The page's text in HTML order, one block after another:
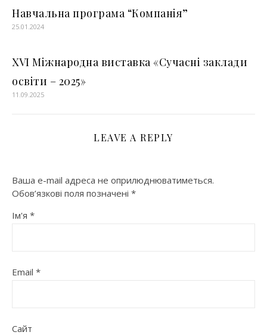
Навчальна програма “Компанія”
25.01.2024
XVI Міжнародна виставка «Сучасні заклади
освіти – 2025»
11.09.2025
LEAVE A REPLY
Ваша e-mail адреса не оприлюднюватиметься.
Обов’язкові поля позначені *
Ім'я *
Email *
Сайт